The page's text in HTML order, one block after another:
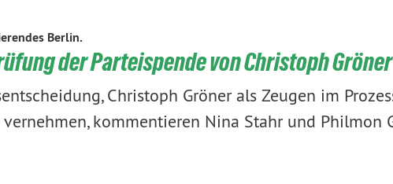
Berlin.
der Parteispende von Christoph Gröner
Christoph Gröner als Zeugen im
kommentieren Nina Stahr und Philmon